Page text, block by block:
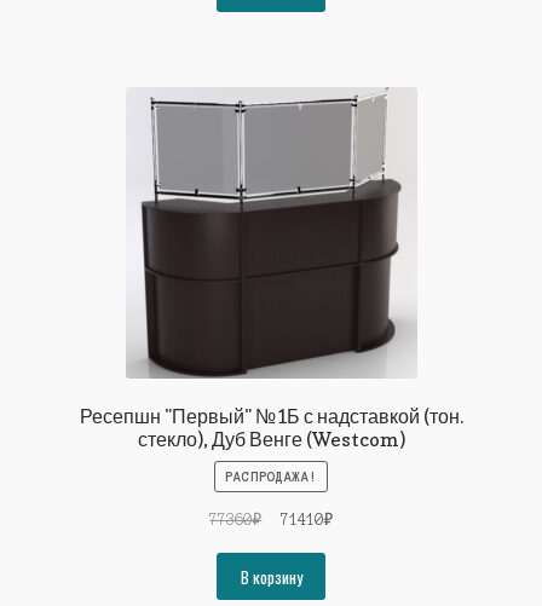
67118₽.
Ресепшн "Первый" №1Б с надставкой (тон.
стекло), Дуб Венге (Westcom)
РАСПРОДАЖА!
77360₽
Первоначальная
составляла
77360₽.
71410₽Текущая
В корзину